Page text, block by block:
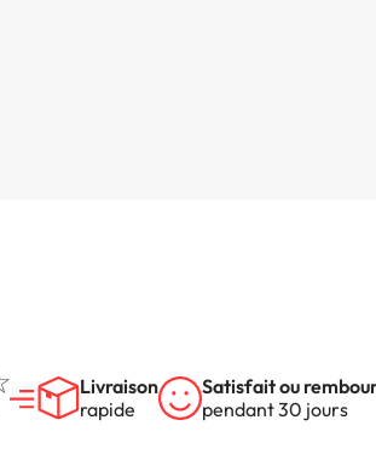
Livraison
rapide
Satisfait ou
pendant 30 jours